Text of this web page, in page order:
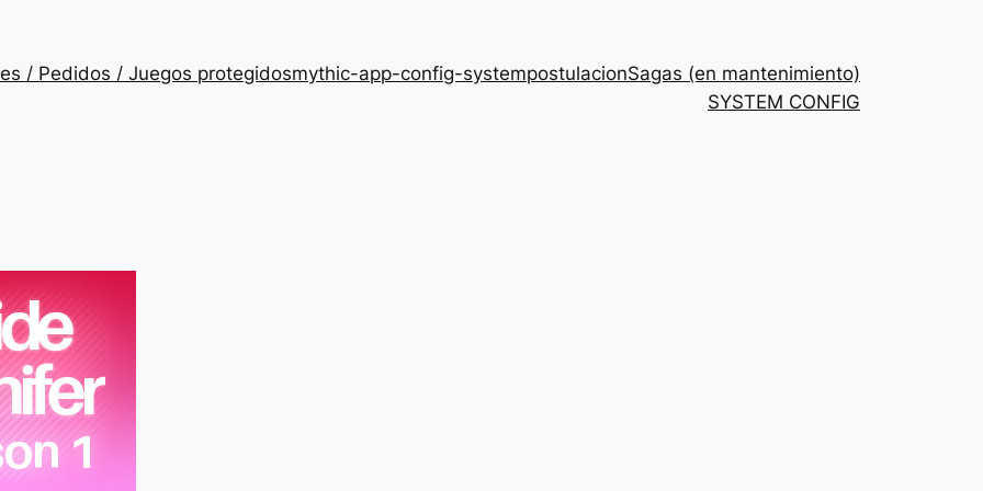
/ Pedidos / Juegos protegidosmythic-app-config-systempostulacionSagas (en mantenimiento)
SYSTEM CONFIG